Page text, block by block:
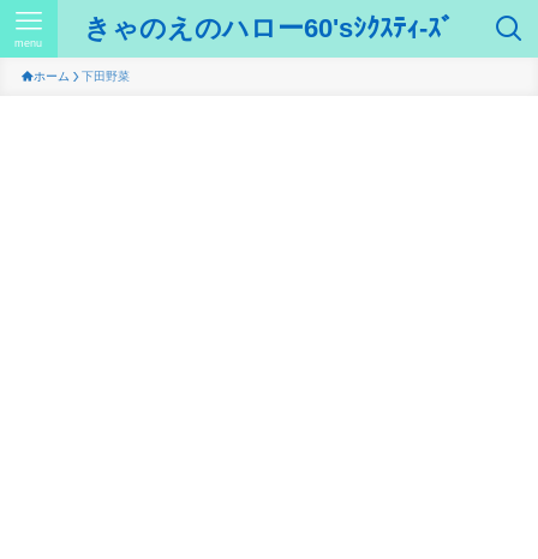
きゃのえのハロー60'sｼｸｽﾃｨ-ｽﾞ
menu
ホーム 下田野菜